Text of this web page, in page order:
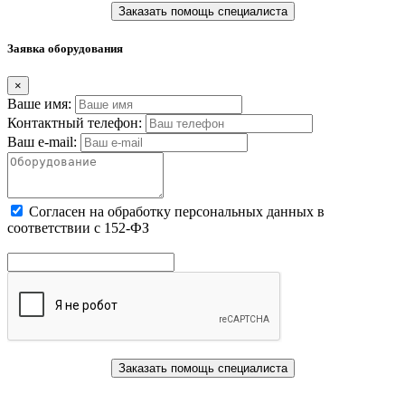
Заказать помощь специалиста
Заявка оборудования
×
Ваше имя:
Контактный телефон:
Ваш e-mail:
Cогласен на обработку персональных данных в
соответствии с 152-ФЗ
Заказать помощь специалиста